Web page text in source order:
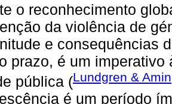
o reconhecimento
da violência de
e consequências
prazo, é um
pública (Lundgren &
é um período